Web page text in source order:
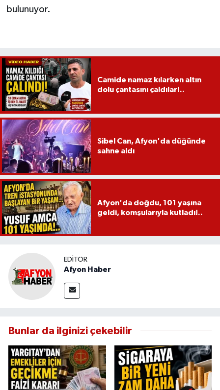
bulunuyor.
Camide namaz kılarken altın
dolu çantasını çaldılar!..
Sibel Can, Afyon'da düğünde
sahne aldı
Afyon'da doğdu, 101 yaşına
geldi, komşularıyla kutladı!..
EDITÖR
Afyon Haber
Bunlar da ilginizi çekebilir